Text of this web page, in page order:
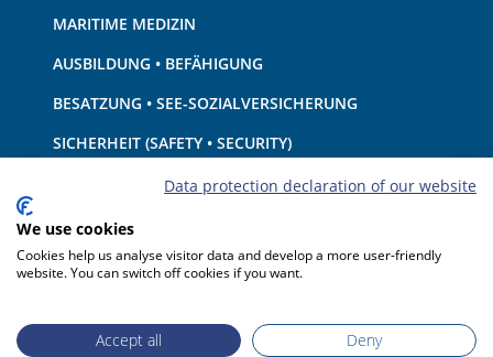
MARITIME MEDIZIN
AUSBILDUNG • BEFÄHIGUNG
BESATZUNG • SEE-SOZIALVERSICHERUNG
SICHERHEIT (SAFETY • SECURITY)
SCHIFF • AUSRÜSTUNG
UMWELTSCHUTZ • KLIMA
HAFTUNG • FINANZEN
Data protection declaration of our website
We use cookies
Cookies help us analyse visitor data and develop a more user-friendly
website. You can switch off cookies if you want.
Accept all Deny